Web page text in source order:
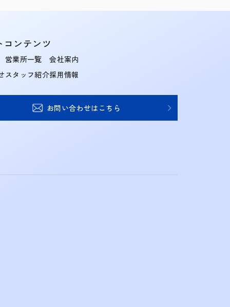
コンテンツ
営業所一覧
スタッフ紹介
会社案内
採用情報
お問い合わせはこちら